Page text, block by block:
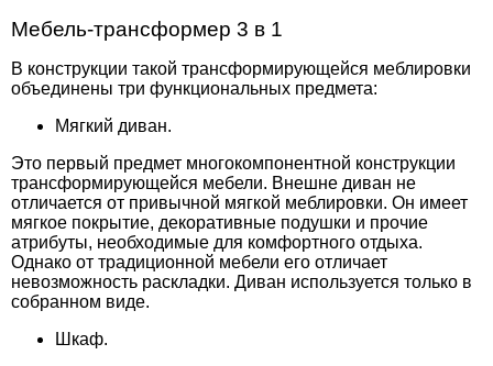
Мебель-трансформер 3 в 1
В конструкции такой трансформирующейся меблировки
объединены три функциональных предмета:
Мягкий диван.
Это первый предмет многокомпонентной конструкции
трансформирующейся мебели. Внешне диван не
отличается от привычной мягкой меблировки. Он имеет
мягкое покрытие, декоративные подушки и прочие
атрибуты, необходимые для комфортного отдыха.
Однако от традиционной мебели его отличает
невозможность раскладки. Диван используется только в
собранном виде.
Шкаф.